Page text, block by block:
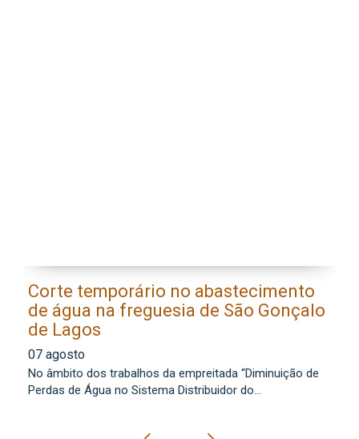
Corte temporário no abastecimento
de água na freguesia de São Gonçalo
de Lagos
07 agosto
No âmbito dos trabalhos da empreitada “Diminuição de
Perdas de Água no Sistema Distribuidor do...